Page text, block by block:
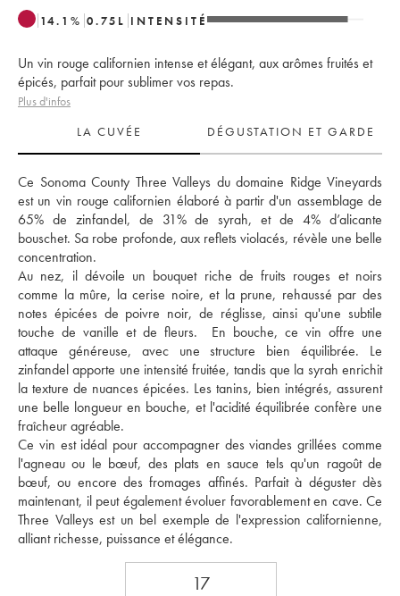
14.1 % 0.75 L INTENSITÉ
Un vin rouge californien intense et élégant, aux arômes fruités et
épicés, parfait pour sublimer vos repas.
Plus d'infos
LA CUVÉE
DÉGUSTATION ET GARDE
Ce Sonoma County Three Valleys du domaine Ridge Vineyards
est un vin rouge californien élaboré à partir d'un assemblage de
65% de zinfandel, de 31% de syrah, et de 4% d’alicante
bouschet. Sa robe profonde, aux reflets violacés, révèle une belle
concentration.
Au nez, il dévoile un bouquet riche de fruits rouges et noirs
comme la mûre, la cerise noire, et la prune, rehaussé par des
notes épicées de poivre noir, de réglisse, ainsi qu'une subtile
touche de vanille et de fleurs.  En bouche, ce vin offre une
attaque généreuse, avec une structure bien équilibrée. Le
zinfandel apporte une intensité fruitée, tandis que la syrah enrichit
la texture de nuances épicées. Les tanins, bien intégrés, assurent
une belle longueur en bouche, et l'acidité équilibrée confère une
fraîcheur agréable.
Ce vin est idéal pour accompagner des viandes grillées comme
l'agneau ou le bœuf, des plats en sauce tels qu'un ragoût de
bœuf, ou encore des fromages affinés. Parfait à déguster dès
maintenant, il peut également évoluer favorablement en cave. Ce
Three Valleys est un bel exemple de l'expression californienne,
alliant richesse, puissance et élégance.
17